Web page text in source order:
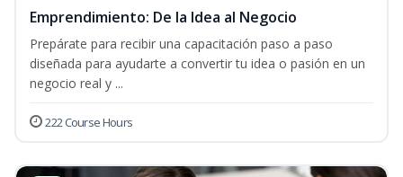
Emprendimiento: De la Idea al Negocio
Prepárate para recibir una capacitación paso a paso
diseñada para ayudarte a convertir tu idea o pasión en un
negocio real y ...
222 Course Hours